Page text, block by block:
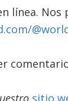
línea.
sitio